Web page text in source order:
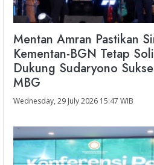
Mentan Amran Pastikan
Kementan-BGN Tetap
Dukung Sudaryono
MBG
Wednesday, 29 July 2026 15:47 WIB